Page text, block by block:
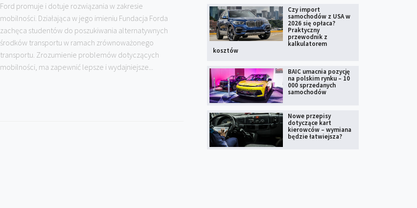
Ford promuje i dotuje rozwiązania w zakresie
mobilności. Działająca w jego imieniu Fundacja Forda
zachęca studentów do poszukiwania alternatywnych
środków transportu w ramach zrównoważonego
transportu. Zrozumienie problemów dotyczących
mobilności, ma zapewnić lepsze i wydajniejsze...
Czy import
samochodów z USA w
2026 się opłaca?
Praktyczny
przewodnik z
kalkulatorem
kosztów
BAIC umacnia pozycję
na polskim rynku – 10
000 sprzedanych
samochodów
Nowe przepisy
dotyczące kart
kierowców – wymiana
będzie łatwiejsza?